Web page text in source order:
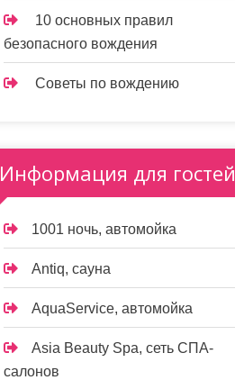
10 основных правил
безопасного вождения
Советы по вождению
Информация для гостей
1001 ночь, автомойка
Antiq, сауна
AquaService, автомойка
Asia Beauty Spa, сеть СПА-
салонов